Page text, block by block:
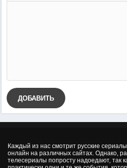
ДОБАВИТЬ
Каждый из нас смотрит русские
онлайн на различных сайтах. Однако,
телесериалы попросту надоедают, так